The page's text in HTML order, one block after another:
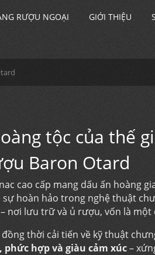
RƯỢU NGOẠI GIỚI THIỆU
tộc của thế
Baron Otard
cao cấp mang dấu ấn hoàng
hoàn hảo trong nghệ thuật
– nơi lưu trữ và ủ rượu, vốn là một
thời cải tiến về kỹ thuật
hợp và giàu cảm xúc–